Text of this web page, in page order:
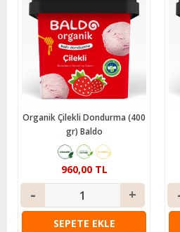
Organik Çilekli Dondurma (400
gr) Baldo
960,00 TL
SEPETE EKLE